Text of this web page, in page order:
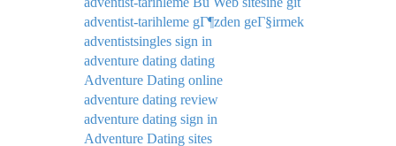
adventist-tarihleme gГ¶zden geГ§irmek
adventistsingles sign in
adventure dating dating
Adventure Dating online
adventure dating review
adventure dating sign in
Adventure Dating sites